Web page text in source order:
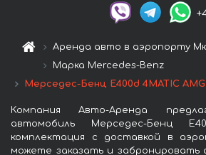
Аренда авто в аэропорту
Марка Mercedes-Benz
Мерседес-Бенц E400d 4MATIC
Компания Авто-Аренда
автомобиль Мерседес-Бенц
комплектация с доставкой в
можете заказать и забронировать